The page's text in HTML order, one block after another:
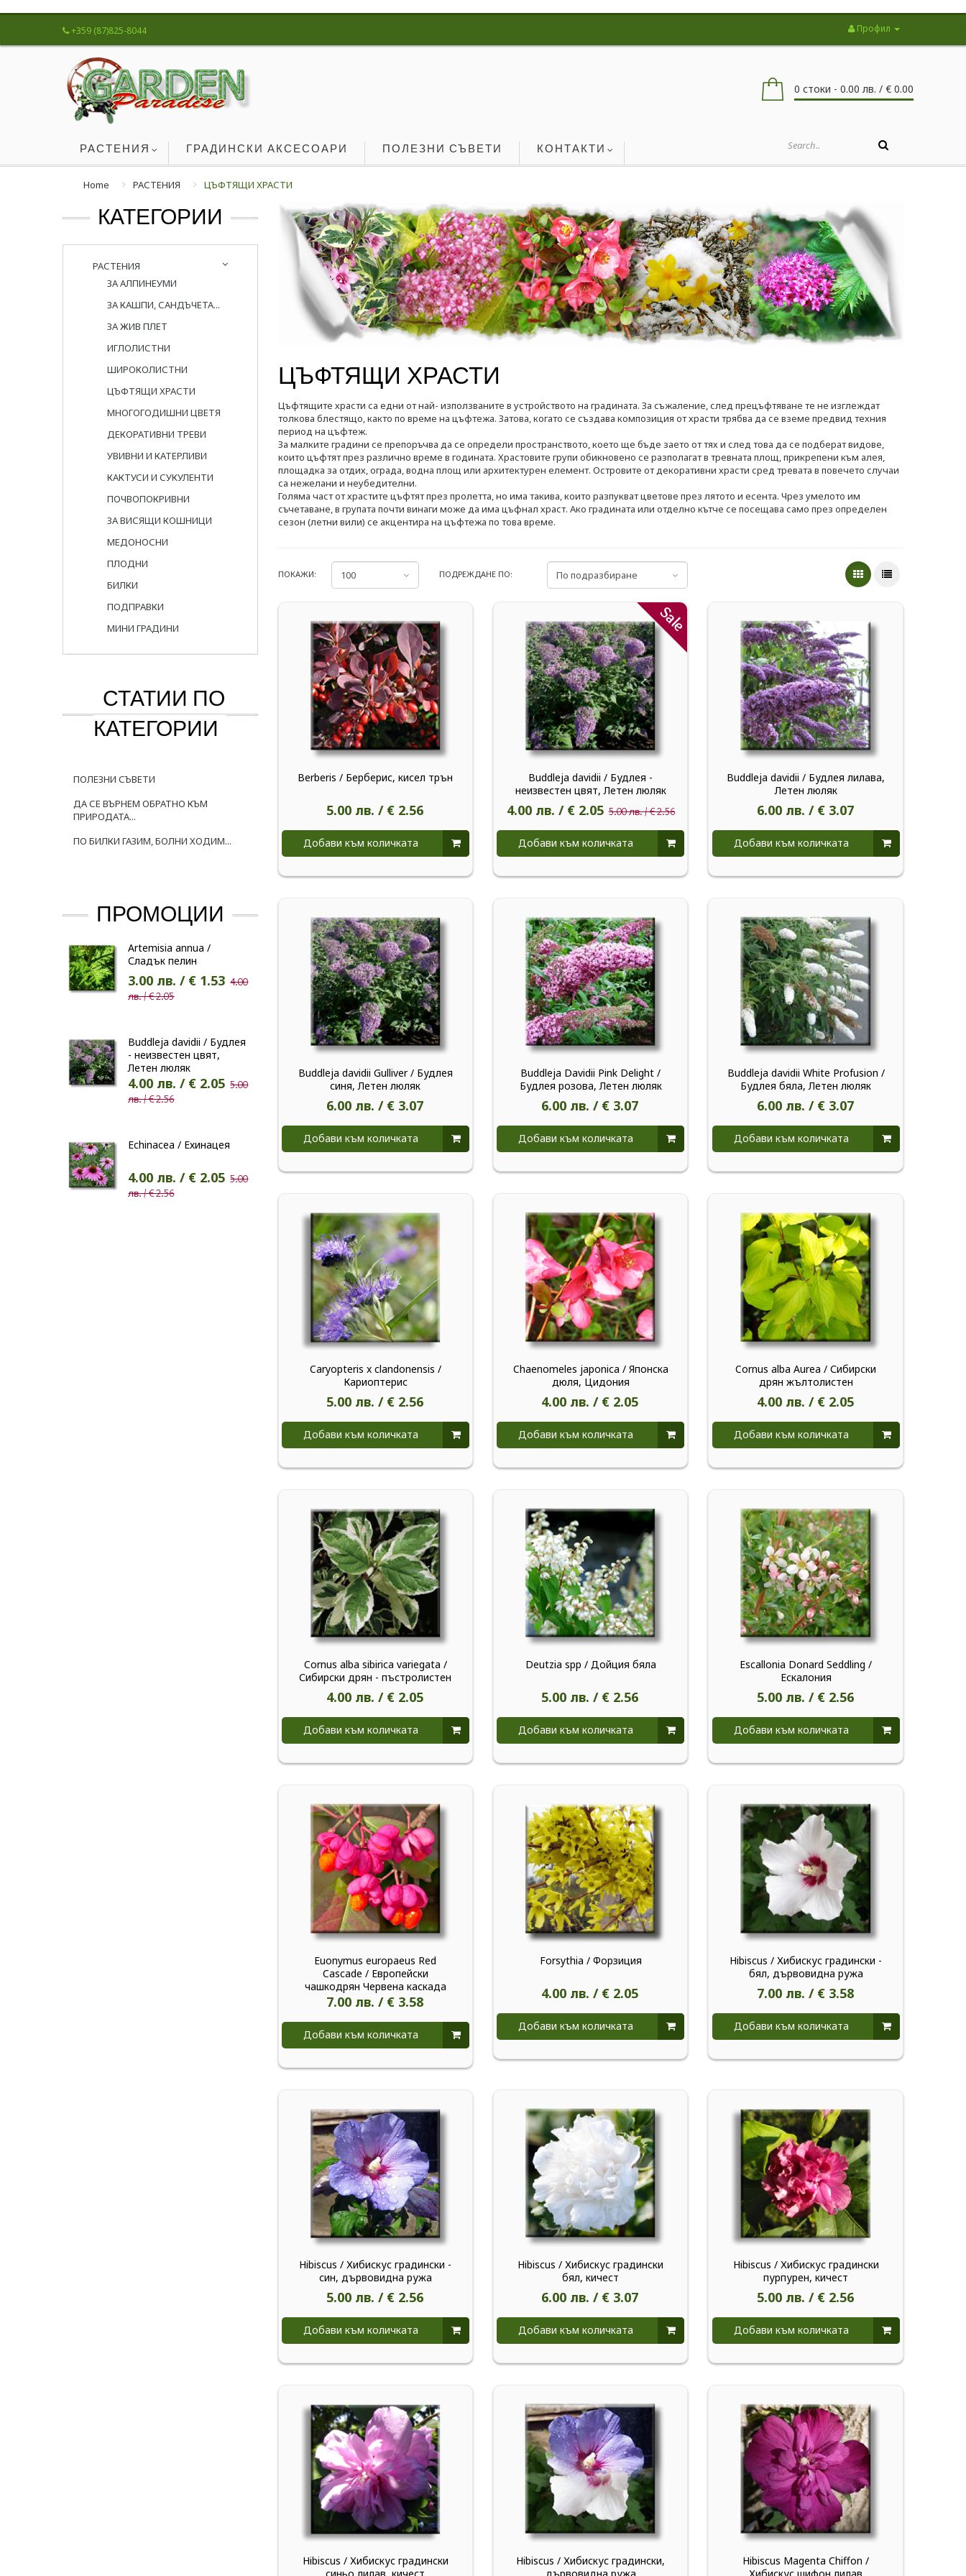
Профил
+359 (87)825-8044
0 стоки - 0.00 лв. / € 0.00
РАСТЕНИЯ ГРАДИНСКИ АКСЕСОАРИ ПОЛЕЗНИ СЪВЕТИ КОНТАКТИ
Home РАСТЕНИЯ ЦЪФТЯЩИ ХРАСТИ
КАТЕГОРИИ
РАСТЕНИЯ
ЗА АЛПИНЕУМИ
ЗА КАШПИ, САНДЪЧЕТА...
ЗА ЖИВ ПЛЕТ
ИГЛОЛИСТНИ
ШИРОКОЛИСТНИ
ЦЪФТЯЩИ ХРАСТИ
МНОГОГОДИШНИ ЦВЕТЯ
ДЕКОРАТИВНИ ТРЕВИ
УВИВНИ И КАТЕРЛИВИ
КАКТУСИ И СУКУЛЕНТИ
ПОЧВОПОКРИВНИ
ЗА ВИСЯЩИ КОШНИЦИ
МЕДОНОСНИ
ПЛОДНИ
БИЛКИ
ПОДПРАВКИ
МИНИ ГРАДИНИ
СТАТИИ ПО
КАТЕГОРИИ
ПОЛЕЗНИ СЪВЕТИ
ДА СЕ ВЪРНЕМ ОБРАТНО КЪМ
ПРИРОДАТА...
ПО БИЛКИ ГАЗИМ, БОЛНИ ХОДИМ...
ПРОМОЦИИ
Artemisia annua /
Сладък пелин
3.00 лв. / € 1.53 4.00
лв. / € 2.05
Buddleja davidii / Будлея
- неизвестен цвят,
Летен люляк
4.00 лв. / € 2.05 5.00
лв. / € 2.56
Echinacea / Ехинацея
4.00 лв. / € 2.05 5.00
лв. / € 2.56
ЦЪФТЯЩИ ХРАСТИ
Цъфтящите храсти са едни от най- използваните в устройството на градината. За съжаление, след прецъфтяване те не изглеждат
толкова блестящо, както по време на цъфтежа. Затова, когато се създава композиция от храсти трябва да се вземе предвид техния
период на цъфтеж.
За малките градини се препоръчва да се определи пространството, което ще бъде заето от тях и след това да се подберат видове,
които цъфтят през различно време в годината. Храстовите групи обикновено се разполагат в тревната площ, прикрепени към алея,
площадка за отдих, ограда, водна площ или архитектурен елемент. Островите от декоративни храсти сред тревата в повечето случаи
са нежелани и неубедителни.
Голяма част от храстите цъфтят през пролетта, но има такива, които разпукват цветове през лятото и есента. Чрез умелото им
съчетаване, в групата почти винаги може да има цъфнал храст. Ако градината или отделно кътче се посещава само през определен
сезон (летни вили) се акцентира на цъфтежа по това време.
ПОКАЖИ: ПОДРЕЖДАНЕ ПО:
Berberis / Берберис, кисел трън
5.00 лв. / € 2.56
Добави към количката
Sale
Buddleja davidii / Будлея -
неизвестен цвят, Летен люляк
4.00 лв. / € 2.05 5.00 лв. / € 2.56
Добави към количката
Buddleja davidii / Будлея лилава,
Летен люляк
6.00 лв. / € 3.07
Добави към количката
Buddleja davidii Gulliver / Будлея
синя, Летен люляк
6.00 лв. / € 3.07
Добави към количката
Buddleja Davidii Pink Delight /
Будлея розова, Летен люляк
6.00 лв. / € 3.07
Добави към количката
Buddleja davidii White Profusion /
Будлея бяла, Летен люляк
6.00 лв. / € 3.07
Добави към количката
Caryopteris x clandonensis /
Кариоптерис
5.00 лв. / € 2.56
Добави към количката
Chaenomeles japonica / Японска
дюля, Цидония
4.00 лв. / € 2.05
Добави към количката
Cornus alba Aurea / Сибирски
дрян жълтолистен
4.00 лв. / € 2.05
Добави към количката
Cornus alba sibirica variegata /
Сибирски дрян - пъстролистен
4.00 лв. / € 2.05
Добави към количката
Deutzia spp / Дойция бяла
5.00 лв. / € 2.56
Добави към количката
Escallonia Donard Seddling /
Ескалония
5.00 лв. / € 2.56
Добави към количката
Euonymus europaeus Red
Cascade / Европейски
чашкодрян Червена каскада
7.00 лв. / € 3.58
Добави към количката
Forsythia / Форзиция
4.00 лв. / € 2.05
Добави към количката
Hibiscus / Хибискус градински -
бял, дървовидна ружа
7.00 лв. / € 3.58
Добави към количката
Hibiscus / Хибискус градински -
син, дървовидна ружа
5.00 лв. / € 2.56
Добави към количката
Hibiscus / Хибискус градински
бял, кичест
6.00 лв. / € 3.07
Добави към количката
Hibiscus / Хибискус градински
пурпурен, кичест
5.00 лв. / € 2.56
Добави към количката
Hibiscus / Хибискус градински
Hibiscus / Хибискус градински,
Hibiscus Magenta Chiffon /